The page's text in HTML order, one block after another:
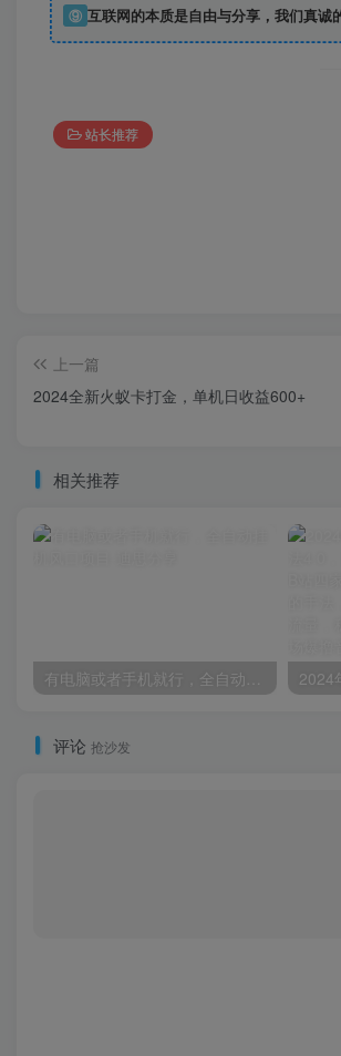
⑨ 互联网的本质是自由与分享，我们真诚
站长推荐
上一篇
2024全新火蚁卡打金，单机日收益600+
相关推荐
有电脑或者手机就行，全自动挂机风口项目
评论 抢沙发